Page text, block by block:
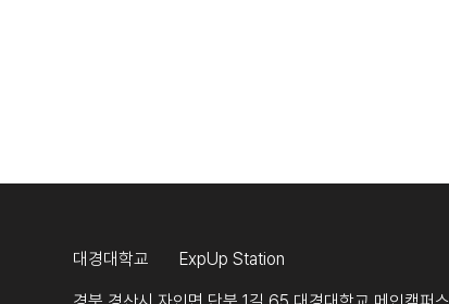
대경대학교 ExpUp Station